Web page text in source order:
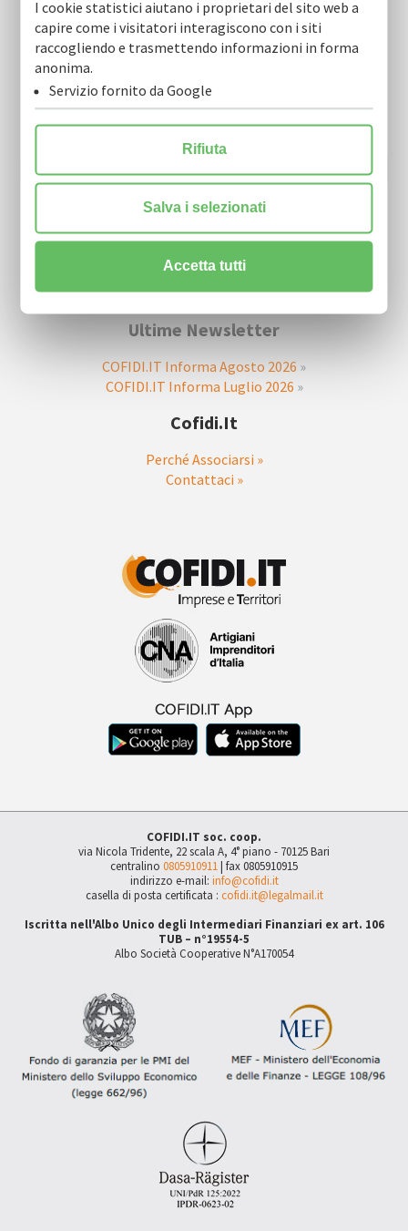
Resta sempre aggiornato sulle nostre novità.
Scarica la nostra Newsletter e iscriviti per riceverla via mail.
Ultime Newsletter
COFIDI.IT Informa Agosto 2026 »
COFIDI.IT Informa Luglio 2026 »
Cofidi.it
Perché Associarsi »
Contattaci »
COFIDI.IT soc. coop.
via Nicola Tridente, 22 scala A, 4° piano - 70125 Bari
centralino 0805910911| fax 0805910915
indirizzo e-mail: info@cofidi.it
casella di posta certificata : cofidi.it@legalmail.it
Iscritta nell'Albo Unico degli Intermediari Finanziari ex art. 106
TUB – n°19554-5
Albo Società Cooperative N°A170054
I cookie statistici aiutano i proprietari del sito web a
capire come i visitatori interagiscono con i siti
raccogliendo e trasmettendo informazioni in forma
anonima.
Servizio fornito da Google
Rifiuta
Salva i selezionati
Accetta tutti